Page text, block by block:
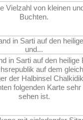
Vielzahl von kleinen
Buchten.
in Sarti auf den heilige
auf dem
der Halbinsel
folgenden Karte
sehen ist.